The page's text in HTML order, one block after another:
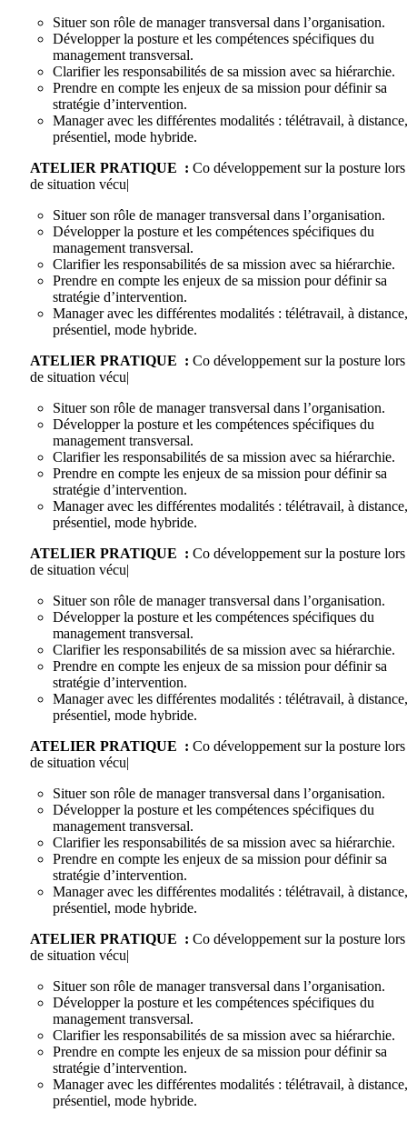
Situer son rôle de manager transversal dans l’organisation.
Développer la posture et les compétences spécifiques du
management transversal.
Clarifier les responsabilités de sa mission avec sa hiérarchie.
Prendre en compte les enjeux de sa mission pour définir sa
stratégie d’intervention.
Manager avec les différentes modalités : télétravail, à distance,
présentiel, mode hybride.
ATELIER PRATIQUE : Co développement sur la posture lors
de situation vécu|
Situer son rôle de manager transversal dans l’organisation.
Développer la posture et les compétences spécifiques du
management transversal.
Clarifier les responsabilités de sa mission avec sa hiérarchie.
Prendre en compte les enjeux de sa mission pour définir sa
stratégie d’intervention.
Manager avec les différentes modalités : télétravail, à distance,
présentiel, mode hybride.
ATELIER PRATIQUE : Co développement sur la posture lors
de situation vécu|
Situer son rôle de manager transversal dans l’organisation.
Développer la posture et les compétences spécifiques du
management transversal.
Clarifier les responsabilités de sa mission avec sa hiérarchie.
Prendre en compte les enjeux de sa mission pour définir sa
stratégie d’intervention.
Manager avec les différentes modalités : télétravail, à distance,
présentiel, mode hybride.
ATELIER PRATIQUE : Co développement sur la posture lors
de situation vécu|
Situer son rôle de manager transversal dans l’organisation.
Développer la posture et les compétences spécifiques du
management transversal.
Clarifier les responsabilités de sa mission avec sa hiérarchie.
Prendre en compte les enjeux de sa mission pour définir sa
stratégie d’intervention.
Manager avec les différentes modalités : télétravail, à distance,
présentiel, mode hybride.
ATELIER PRATIQUE : Co développement sur la posture lors
de situation vécu|
Situer son rôle de manager transversal dans l’organisation.
Développer la posture et les compétences spécifiques du
management transversal.
Clarifier les responsabilités de sa mission avec sa hiérarchie.
Prendre en compte les enjeux de sa mission pour définir sa
stratégie d’intervention.
Manager avec les différentes modalités : télétravail, à distance,
présentiel, mode hybride.
ATELIER PRATIQUE : Co développement sur la posture lors
de situation vécu|
Situer son rôle de manager transversal dans l’organisation.
Développer la posture et les compétences spécifiques du
management transversal.
Clarifier les responsabilités de sa mission avec sa hiérarchie.
Prendre en compte les enjeux de sa mission pour définir sa
stratégie d’intervention.
Manager avec les différentes modalités : télétravail, à distance,
présentiel, mode hybride.